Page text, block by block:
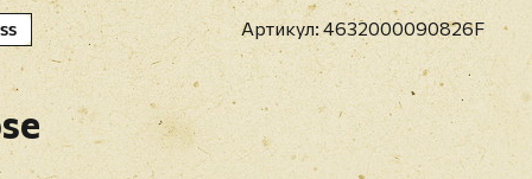
Артикул: 4632000090826F